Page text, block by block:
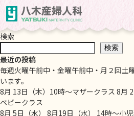
Monthly Archives: 12月 2025
検索
検索
最近の投稿
毎週火曜午前中・金曜午前中・月２回土
います。
8月 13日（木）10時～マザークラス 8月
ベビークラス
8月 5日（水） 8月19日（水） 14時～小児